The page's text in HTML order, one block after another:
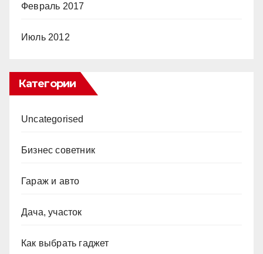
Февраль 2017
Июль 2012
Категории
Uncategorised
Бизнес советник
Гараж и авто
Дача, участок
Как выбрать гаджет